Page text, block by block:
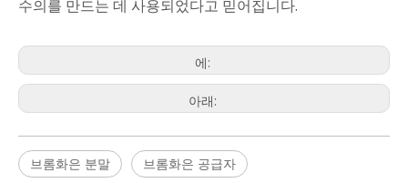
수의를 만드는 데 사용되었다고 믿어집니다.
에:
아래:
브롬화은 분말 브롬화은 공급자